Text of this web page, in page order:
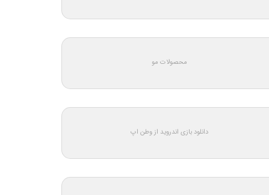
محصولات مو
دانلود بازی اندروید از وطن اپ